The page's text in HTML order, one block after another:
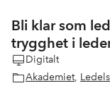
Bli klar som
trygghet i
Digitalt
Akademiet,